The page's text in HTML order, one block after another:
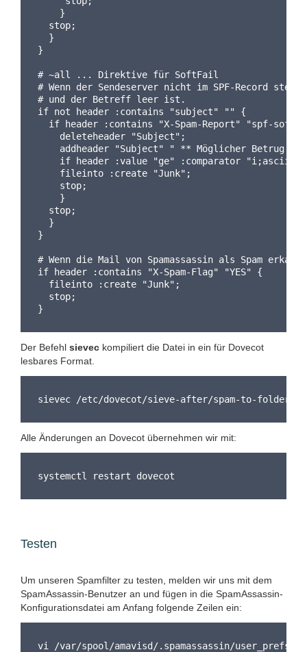
}
  stop;
}
}
# ~all ... Direktive für SoftFail
# Wenn der Sendeserver nicht im SPF-Record steht
# und der Betreff leer ist.
if not header :contains "subject" "" {
if header :contains "X-Spam-Report" "spf-
deleteheader "Subject";
addheader "Subject" " ** Möglicher Betrug!
if header :value "ge" :comparator "i;ascii-
fileinto :create "Junk";
stop;
}
  stop;
}
}
# Wenn die Mail von Spamassassin als Spam
if header :contains "X-Spam-Flag" "YES" {
fileinto :create "Junk";
stop;
}
Der Befehl sieveckompiliert die Datei in ein für Dovecot
lesbares Format.
sievec /etc/dovecot/sieve-after/spam-to-
Alle Änderungen an Dovecot übernehmen wir mit:
systemctl restart dovecot
Testen
Um unseren Spamfilter zu testen, melden wir uns mit dem
SpamAssassin-Benutzer an und fügen in die SpamAssassin-
Konfigurationsdatei am Anfang folgende Zeilen ein:
vi /var/spool/amavisd/.spamassassin/user_prefs